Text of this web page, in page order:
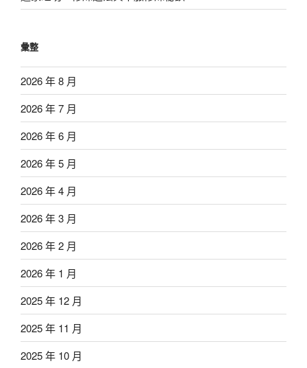
彙整
2026 年 8 月
2026 年 7 月
2026 年 6 月
2026 年 5 月
2026 年 4 月
2026 年 3 月
2026 年 2 月
2026 年 1 月
2025 年 12 月
2025 年 11 月
2025 年 10 月